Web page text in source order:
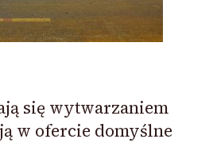
się wytwarzaniem
w ofercie domyślne